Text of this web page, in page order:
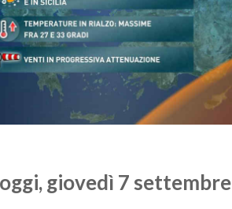
giovedì 7 settembre